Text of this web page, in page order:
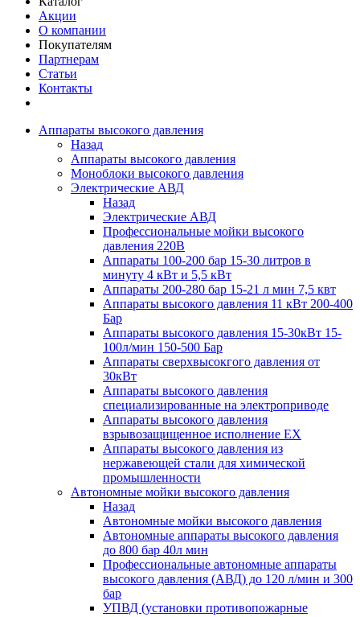
Акции
О компании
Покупателям
Партнерам
Статьи
Контакты
Аппараты высокого давления
Назад
Аппараты высокого давления
Моноблоки высокого давления
Электрические АВД
Назад
Электрические АВД
Профессиональные мойки высокого
давления 220В
Аппараты 100-200 бар 15-30 литров в
минуту 4 кВт и 5,5 кВт
Аппараты 200-280 бар 15-21 л мин 7,5 квт
Аппараты высокого давления 11 кВт 200-400
Бар
Аппараты высокого давления 15-30кВт 15-
100л/мин 150-500 Бар
Аппараты сверхвысокгого давления от
30кВт
Аппараты высокого давления
специализированные на электроприводе
Аппараты высокого давления
взрывозащищенное исполнение EX
Аппараты высокого давления из
нержавеющей стали для химической
промышленности
Автономные мойки высокого давления
Назад
Автономные мойки высокого давления
Автономные аппараты высокого давления
до 800 бар 40л мин
Профессиональные автономные аппараты
высокого давления (АВД) до 120 л/мин и 300
бар
УПВД (установки противопожарные